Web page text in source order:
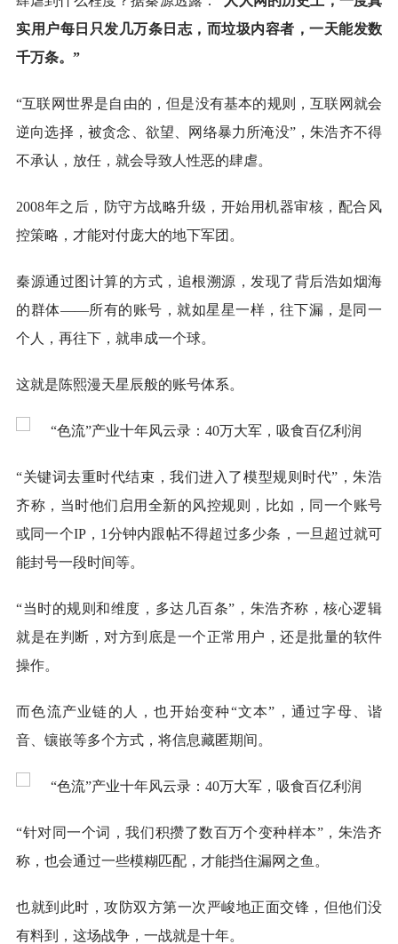
实用户每日只发几万条日志，而垃圾内容者，一天能发数
千万条。”
“互联网世界是自由的，但是没有基本的规则，互联网就会
逆向选择，被贪念、欲望、网络暴力所淹没”，朱浩齐不得
不承认，放任，就会导致人性恶的肆虐。
2008年之后，防守方战略升级，开始用机器审核，配合风
控策略，才能对付庞大的地下军团。
秦源通过图计算的方式，追根溯源，发现了背后浩如烟海
的群体——所有的账号，就如星星一样，往下漏，是同一
个人，再往下，就串成一个球。
这就是陈熙漫天星辰般的账号体系。
“关键词去重时代结束，我们进入了模型规则时代”，朱浩
齐称，当时他们启用全新的风控规则，比如，同一个账号
或同一个IP，1分钟内跟帖不得超过多少条，一旦超过就可
能封号一段时间等。
“当时的规则和维度，多达几百条”，朱浩齐称，核心逻辑
就是在判断，对方到底是一个正常用户，还是批量的软件
操作。
而色流产业链的人，也开始变种“文本”，通过字母、谐
音、镶嵌等多个方式，将信息藏匿期间。
“针对同一个词，我们积攒了数百万个变种样本”，朱浩齐
称，也会通过一些模糊匹配，才能挡住漏网之鱼。
也就到此时，攻防双方第一次严峻地正面交锋，但他们没
有料到，这场战争，一战就是十年。